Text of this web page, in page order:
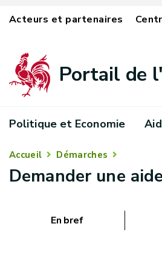
Acteurs et partenaires
Portail de
Politique et Economie
Accueil Démarches
Demander une
En bref